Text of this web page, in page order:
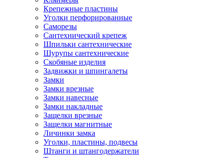
Крепежные пластины
Уголки перфорированные
Саморезы
Сантехнический крепеж
Шпильки сантехнические
Шурупы сантехнические
Скобяные изделия
Задвижки и шпингалеты
Замки
Замки врезные
Замки навесные
Замки накладные
Защелки врезные
Защелки магнитные
Личинки замка
Уголки, пластины, подвесы
Штанги и штангодержатели